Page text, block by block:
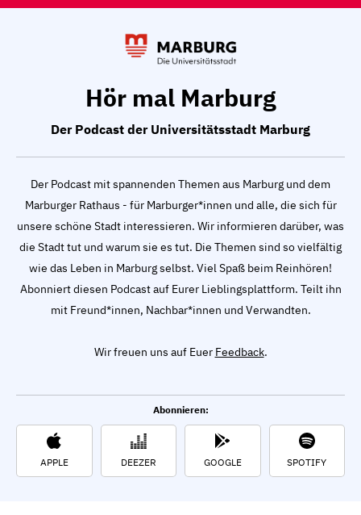
Hör mal Marburg
Der Podcast der Universitätsstadt Marburg
Der Podcast mit spannenden Themen aus Marburg und dem
Marburger Rathaus - für Marburger*innen und alle, die sich für
unsere schöne Stadt interessieren. Wir informieren darüber, was
die Stadt tut und warum sie es tut. Die Themen sind so vielfältig
wie das Leben in Marburg selbst. Viel Spaß beim Reinhören!
Abonniert diesen Podcast auf Eurer Lieblingsplattform. Teilt ihn
mit Freund*innen, Nachbar*innen und Verwandten.
Wir freuen uns auf Euer Feedback.
Abonnieren:
APPLE DEEZER GOOGLE SPOTIFY